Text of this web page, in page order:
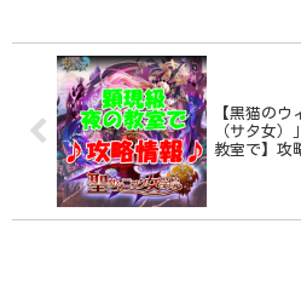
【黒猫の
（サタ女
教室で】攻